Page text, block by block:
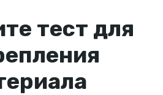
тест для